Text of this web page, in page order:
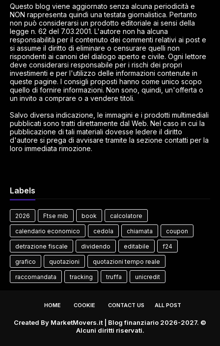
Questo blog viene aggiornato senza alcuna periodicità e
NON rappresenta quindi una testata giornalistica. Pertanto
non può considerarsi un prodotto editoriale ai sensi della
legge n. 62 del 7.03.2001. L'autore non ha alcuna
responsabilità per il contenuto dei commenti relativi ai post e
si assume il diritto di eliminare o censurare quelli non
rispondenti ai canoni del dialogo aperto e civile. Ogni lettore
deve considerarsi responsabile per i rischi dei propri
investimenti e per l'utilizzo delle informazioni contenute in
queste pagine. I consigli proposti hanno come unico scopo
quello di fornire informazioni. Non sono, quindi, un'offerta o
un invito a comprare o a vendere titoli.
Salvo diversa indicazione, le immagini e i prodotti multimediali
pubblicati sono tratti direttamente dal Web. Nel caso in cui la
pubblicazione di tali materiali dovesse ledere il diritto
d'autore si prega di avvisare tramite la sezione contatti per la
loro immediata rimozione.
Labels
2026 Ftse mib book calcolatore
calendario economico cedola chiamata coupon
detrazione fiscale dividendo editabile f24
grafico quotazioni quotazioni tempo reale
raccomandata tracking truffa unicredit
HOME COOKIE CONTACT US ALL POST
Created By MarketMovers.it | Blog finanziario 2026-2027. ©
Alcuni diritti riservati.